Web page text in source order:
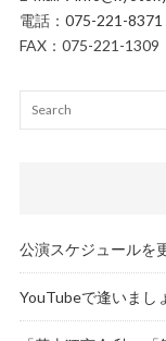
電話： 075-221-8371
FAX：075-221-1309
公演スケジュールを
YouTubeで逢いまし